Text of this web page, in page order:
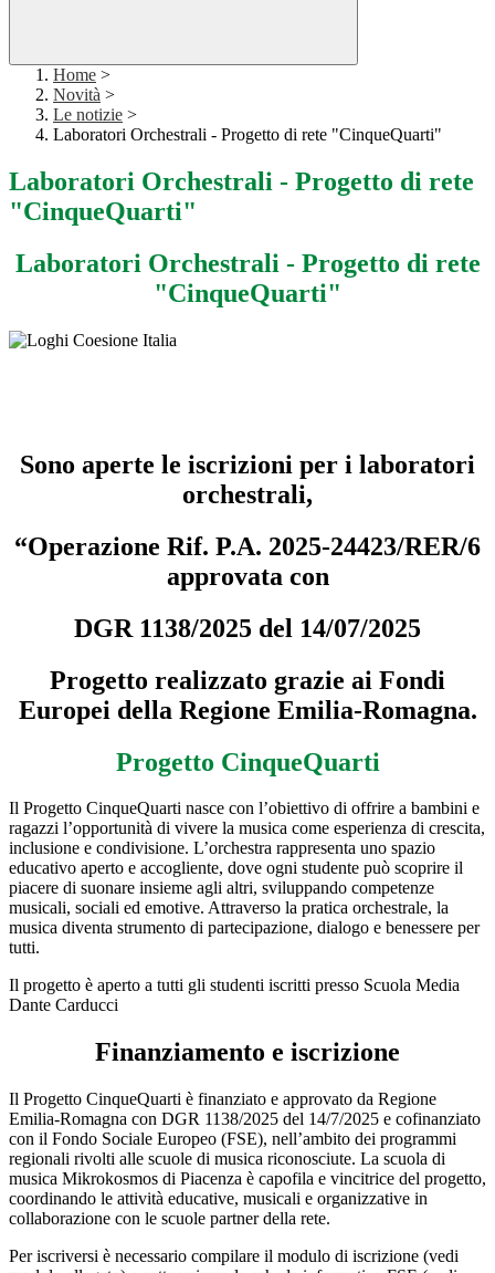
Home >
Novità >
Le notizie >
Laboratori Orchestrali - Progetto di rete "CinqueQuarti"
Laboratori Orchestrali - Progetto di rete
"CinqueQuarti"
Laboratori Orchestrali - Progetto di rete
"CinqueQuarti"
Sono aperte le iscrizioni per i laboratori
orchestrali,
“Operazione Rif. P.A. 2025-24423/RER/6
approvata con
DGR 1138/2025 del 14/07/2025
Progetto realizzato grazie ai Fondi
Europei della Regione Emilia-Romagna.
Progetto CinqueQuarti
Il Progetto CinqueQuarti nasce con l’obiettivo di offrire a bambini e
ragazzi l’opportunità di vivere la musica come esperienza di crescita,
inclusione e condivisione. L’orchestra rappresenta uno spazio
educativo aperto e accogliente, dove ogni studente può scoprire il
piacere di suonare insieme agli altri, sviluppando competenze
musicali, sociali ed emotive. Attraverso la pratica orchestrale, la
musica diventa strumento di partecipazione, dialogo e benessere per
tutti.
Il progetto è aperto a tutti gli studenti iscritti presso Scuola Media
Dante Carducci
Finanziamento e iscrizione
Il Progetto CinqueQuarti è finanziato e approvato da Regione
Emilia-Romagna con DGR 1138/2025 del 14/7/2025 e cofinanziato
con il Fondo Sociale Europeo (FSE), nell’ambito dei programmi
regionali rivolti alle scuole di musica riconosciute. La scuola di
musica Mikrokosmos di Piacenza è capofila e vincitrice del progetto,
coordinando le attività educative, musicali e organizzative in
collaborazione con le scuole partner della rete.
Per iscriversi è necessario compilare il modulo di iscrizione (vedi